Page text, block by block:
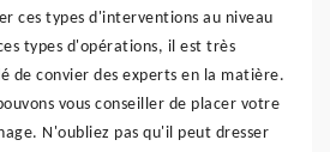
ces types d'interventions au niveau
types d'opérations, il est très
de convier des experts en la matière.
vous conseiller de placer votre
N'oubliez pas qu'il peut dresser